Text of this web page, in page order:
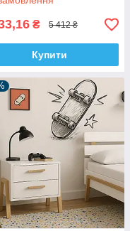
₴ 5 412 ₴
Купити